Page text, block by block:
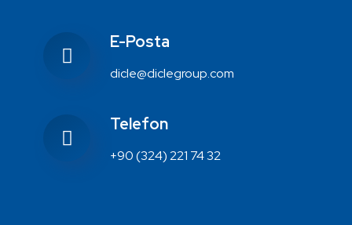
E-Posta
dicle@diclegroup.com
Telefon
+90 (324) 221 74 32